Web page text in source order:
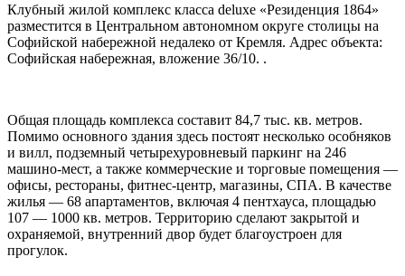
Клубный жилой комплекс класса deluxe «Резиденция 1864»
разместится в Центральном автономном округе столицы на
Софийской набережной недалеко от Кремля. Адрес объекта:
Софийская набережная, вложение 36/10. .
Общая площадь комплекса составит 84,7 тыс. кв. метров.
Помимо основного здания здесь постоят несколько особняков
и вилл, подземный четырехуровневый паркинг на 246
машино-мест, а также коммерческие и торговые помещения —
офисы, рестораны, фитнес-центр, магазины, СПА. В качестве
жилья — 68 апартаментов, включая 4 пентхауса, площадью
107 — 1000 кв. метров. Территорию сделают закрытой и
охраняемой, внутренний двор будет благоустроен для
прогулок.